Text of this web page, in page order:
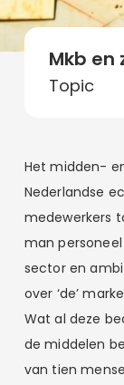
Alle soorten
Mkb en
Topic
Het midden-
Nederlandse
medewerkers
man
sector en
over ‘de’
Wat al deze
de middelen
van tien